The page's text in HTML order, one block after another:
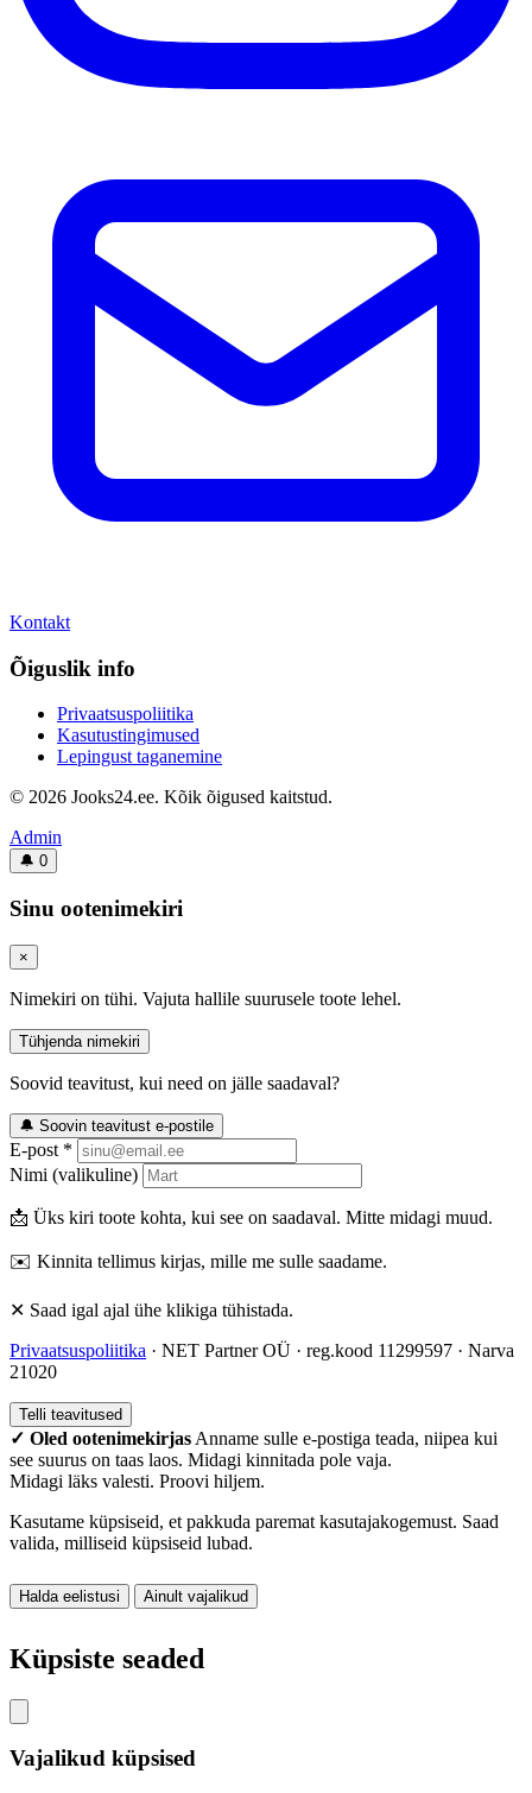
Kontakt
Õiguslik info
Privaatsuspoliitika
Kasutustingimused
Lepingust taganemine
© 2026 Jooks24.ee. Kõik õigused kaitstud.
Admin
🔔 0
Sinu ootenimekiri
×
Nimekiri on tühi. Vajuta hallile suurusele toote lehel.
Tühjenda nimekiri
Soovid teavitust, kui need on jälle saadaval?
🔔 Soovin teavitust e-postile
E-post *
Nimi (valikuline)
📩 Üks kiri toote kohta, kui see on saadaval. Mitte midagi muud.
✉️ Kinnita tellimus kirjas, mille me sulle saadame.
✕ Saad igal ajal ühe klikiga tühistada.
Privaatsuspoliitika · NET Partner OÜ · reg.kood 11299597 · Narva
21020
Telli teavitused
✓ Oled ootenimekirjas Anname sulle e-postiga teada, niipea kui
see suurus on taas laos. Midagi kinnitada pole vaja.
Midagi läks valesti. Proovi hiljem.
Kasutame küpsiseid, et pakkuda paremat kasutajakogemust. Saad
valida, milliseid küpsiseid lubad.
Halda eelistusi Ainult vajalikud
Küpsiste seaded
Vajalikud küpsised